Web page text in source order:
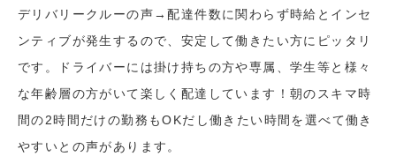
デリバリークルーの声→配達件数に関わらず時給とインセ
ンティブが発生するので、安定して働きたい方にピッタリ
です。ドライバーには掛け持ちの方や専属、学生等と様々
な年齢層の方がいて楽しく配達しています！朝のスキマ時
間の2時間だけの勤務もOKだし働きたい時間を選べて働き
やすいとの声があります。